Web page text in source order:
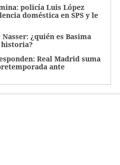
policía Luis López
doméstica en SPS y le
¿quién es Basima
historia?
Real Madrid suma
ante